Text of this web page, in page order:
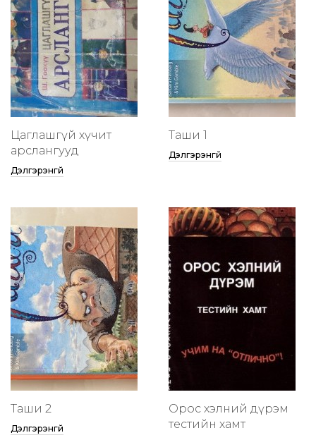
Цаглашгүй хүчит
арслангууд
Дэлгэрэнгүй
Таши 1
Дэлгэрэнгүй
Таши 2
Дэлгэрэнгүй
Орос хэлний дүрэм
тестийн хамт